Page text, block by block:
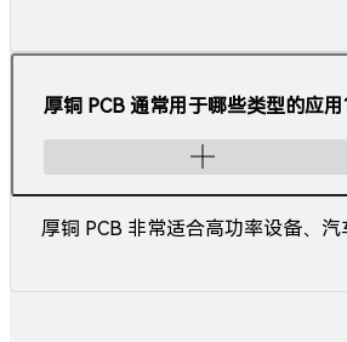
厚铜 PCB 通常用于哪些类型的应用
厚铜 PCB 非常适合高功率设备、